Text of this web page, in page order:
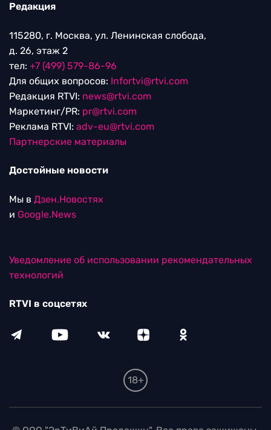
Редакция
115280, г. Москва, ул. Ленинская слобода,
д. 26, этаж 2
тел: +7 (499) 579-86-96
Для общих вопросов: Infortvi@rtvi.com
Редакция RTVI: news@rtvi.com
Маркетинг/PR: pr@rtvi.com
Реклама RTVI: adv-eu@rtvi.com
Партнерские материалы
Достойные новости
Мы в Дзен.Новостях
и Google.News
Уведомление об использовании рекомендательных
технологий
RTVI в соцсетях
18+